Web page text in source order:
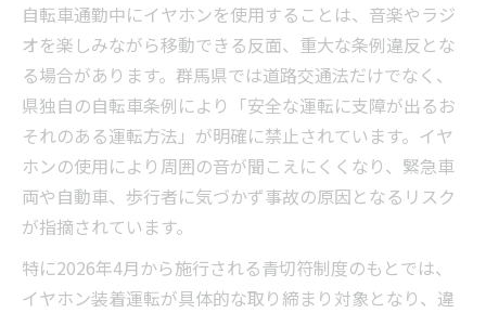
自転車通勤中にイヤホンを使用することは、音楽やラジ
オを楽しみながら移動できる反面、重大な条例違反とな
る場合があります。群馬県では道路交通法だけでなく、
県独自の自転車条例により「安全な運転に支障が出るお
それのある運転方法」が明確に禁止されています。イヤ
ホンの使用により周囲の音が聞こえにくくなり、緊急車
両や自動車、歩行者に気づかず事故の原因となるリスク
が指摘されています。
特に2026年4月から施行される青切符制度のもとでは、
イヤホン装着運転が具体的な取り締まり対象となり、違